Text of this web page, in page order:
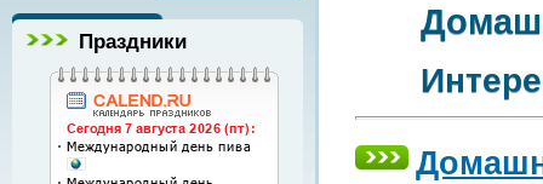
Праздники